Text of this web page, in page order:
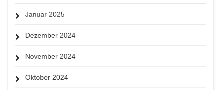
Januar 2025
Dezember 2024
November 2024
Oktober 2024